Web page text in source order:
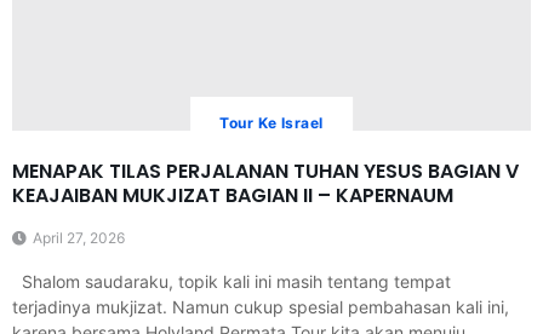
Tour Ke Israel
MENAPAK TILAS PERJALANAN TUHAN YESUS BAGIAN V
KEAJAIBAN MUKJIZAT BAGIAN II – KAPERNAUM
April 27, 2026
Shalom saudaraku, topik kali ini masih tentang tempat
terjadinya mukjizat. Namun cukup spesial pembahasan kali ini,